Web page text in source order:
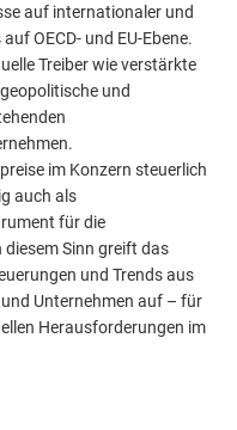
auf internationaler und
OECD- und EU-Ebene.
Treiber wie verstärkte
und
im Konzern steuerlich
auch als
für die
Sinn greift das
und Trends aus
Unternehmen auf – für
Herausforderungen im